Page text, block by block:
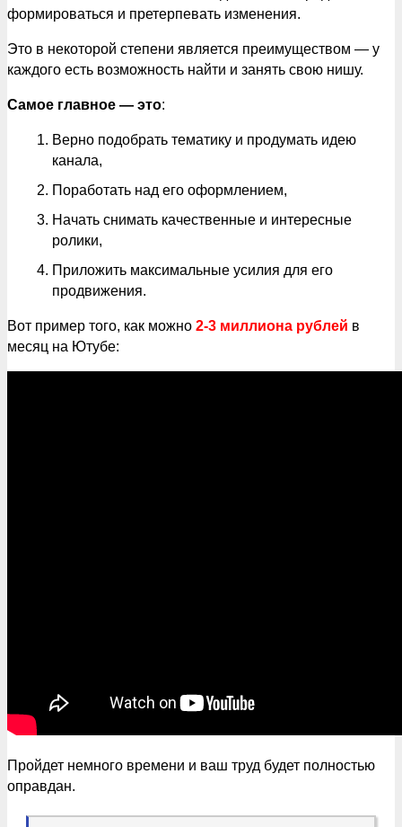
формироваться и претерпевать изменения.
Это в некоторой степени является преимуществом — у
каждого есть возможность найти и занять свою нишу.
Самое главное — это:
Верно подобрать тематику и продумать идею
канала,
Поработать над его оформлением,
Начать снимать качественные и интересные
ролики,
Приложить максимальные усилия для его
продвижения.
Вот пример того, как можно 2-3 миллиона рублей в
месяц на Ютубе:
Пройдет немного времени и ваш труд будет полностью
оправдан.